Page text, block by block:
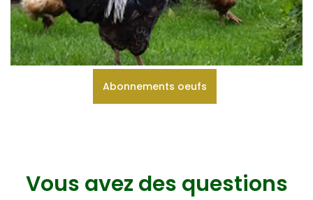
Abonnements oeufs
Vous avez des questions